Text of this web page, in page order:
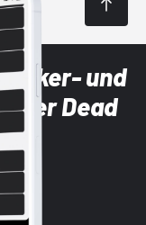
und
der Dead